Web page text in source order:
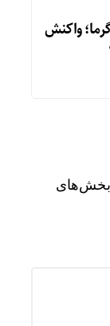
واکنش
بخش‌های